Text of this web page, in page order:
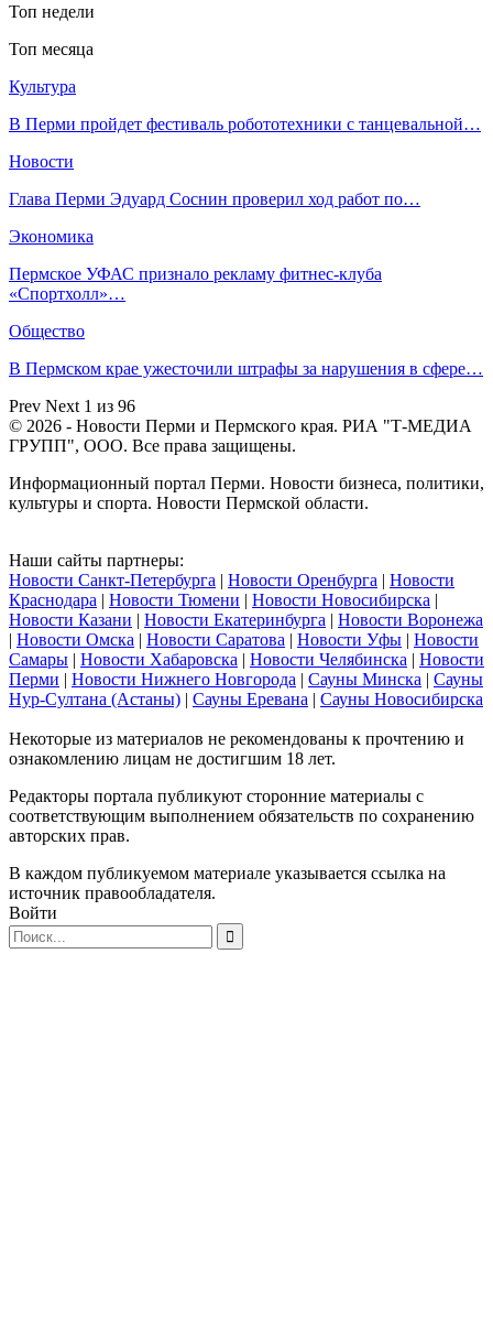
Топ недели
Топ месяца
Культура
В Перми пройдет фестиваль робототехники с танцевальной…
Новости
Глава Перми Эдуард Соснин проверил ход работ по…
Экономика
Пермское УФАС признало рекламу фитнес-клуба
«Спортхолл»…
Общество
В Пермском крае ужесточили штрафы за нарушения в сфере…
Prev Next 1 из 96
© 2026 - Новости Перми и Пермского края. РИА "Т-МЕДИА
ГРУПП", ООО. Все права защищены.
Информационный портал Перми. Новости бизнеса, политики,
культуры и спорта. Новости Пермской области.
Наши сайты партнеры:
Новости Санкт-Петербурга | Новости Оренбурга | Новости
Краснодара | Новости Тюмени | Новости Новосибирска |
Новости Казани | Новости Екатеринбурга | Новости Воронежа
| Новости Омска | Новости Саратова | Новости Уфы | Новости
Самары | Новости Хабаровска | Новости Челябинска | Новости
Перми | Новости Нижнего Новгорода | Сауны Минска | Сауны
Нур-Султана (Астаны) | Сауны Еревана | Сауны Новосибирска
Некоторые из материалов не рекомендованы к прочтению и
ознакомлению лицам не достигшим 18 лет.
Редакторы портала публикуют сторонние материалы с
соответствующим выполнением обязательств по сохранению
авторских прав.
В каждом публикуемом материале указывается ссылка на
источник правообладателя.
Войти